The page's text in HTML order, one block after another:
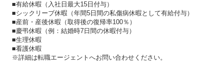
■有給休暇（入社日最大15日付与）
■シックリーブ休暇（年間5日間の私傷病休暇として有給付与）
■産前・産後休暇（取得後の復帰率100％）
■慶弔休暇（例：結婚時7日間の休暇付与）
■生理休暇
■看護休暇
※詳細は転職エージェントへお問い合わせください。